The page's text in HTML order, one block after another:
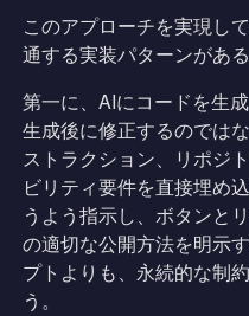
このアプローチを実現し
通する実装パターンがある
第一に、AIにコードを生
生成後に修正するのでは
ストラクション、リポジ
ビリティ要件を直接埋め
うよう指示し、ボタンと
の適切な公開方法を明示
プトよりも、永続的な制
う。